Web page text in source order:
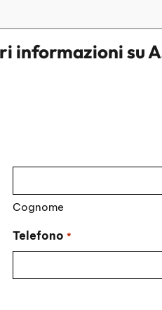
informazioni su
Cognome
Telefono *